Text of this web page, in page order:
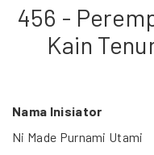
Proyek Terdahulu
Kredit Web-site
456 -
Kain
Nama Inisiator
Ni Made Purnami Utami